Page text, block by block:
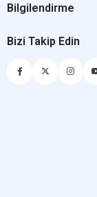
Bilgilendirme
Bizi Takip Edin